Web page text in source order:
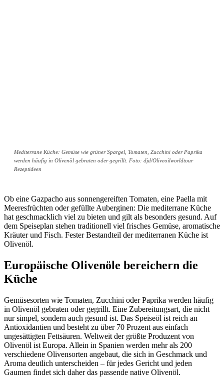
Mediterrane Küche: Gemüse wie grüner Spargel, Tomaten, Zucchini oder Paprika
werden häufig in Olivenöl gebraten oder gegrillt. Foto: djd/Oliveoilworldtour
Rezeptideen
Ob eine Gazpacho aus sonnengereiften Tomaten, eine Paella mit
Meeresfrüchten oder gefüllte Auberginen: Die mediterrane Küche
hat geschmacklich viel zu bieten und gilt als besonders gesund. Auf
dem Speiseplan stehen traditionell viel frisches Gemüse, aromatische
Kräuter und Fisch. Fester Bestandteil der mediterranen Küche ist
Olivenöl.
Europäische Olivenöle bereichern die
Küche
Gemüsesorten wie Tomaten, Zucchini oder Paprika werden häufig
in Olivenöl gebraten oder gegrillt. Eine Zubereitungsart, die nicht
nur simpel, sondern auch gesund ist. Das Speiseöl ist reich an
Antioxidantien und besteht zu über 70 Prozent aus einfach
ungesättigten Fettsäuren. Weltweit der größte Produzent von
Olivenöl ist Europa. Allein in Spanien werden mehr als 200
verschiedene Olivensorten angebaut, die sich in Geschmack und
Aroma deutlich unterscheiden – für jedes Gericht und jeden
Gaumen findet sich daher das passende native Olivenöl.